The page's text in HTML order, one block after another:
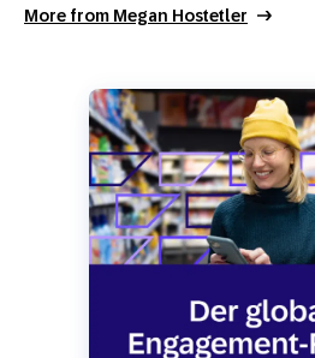
More from Megan Hostetler